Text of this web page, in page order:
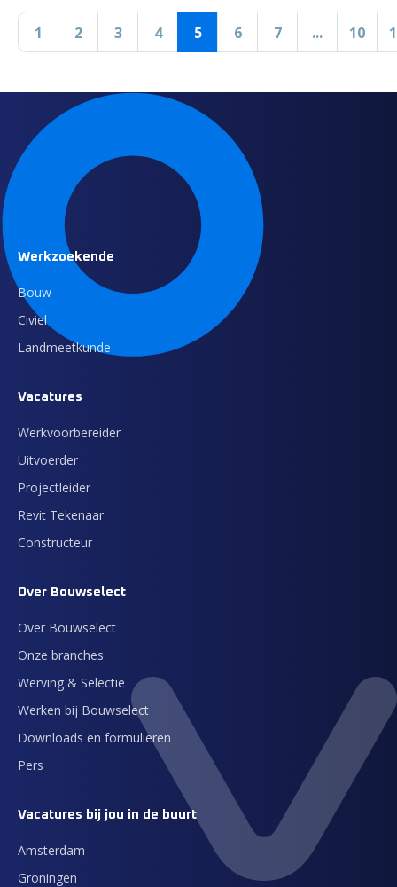
1 2 3 4 5 6 7 ... 10
Werkzoekende
Bouw
Civiel
Landmeetkunde
Vacatures
Werkvoorbereider
Uitvoerder
Projectleider
Revit Tekenaar
Constructeur
Over Bouwselect
Over Bouwselect
Onze branches
Werving & Selectie
Werken bij Bouwselect
Downloads en formulieren
Pers
Vacatures bij jou in de buurt
Amsterdam
Groningen